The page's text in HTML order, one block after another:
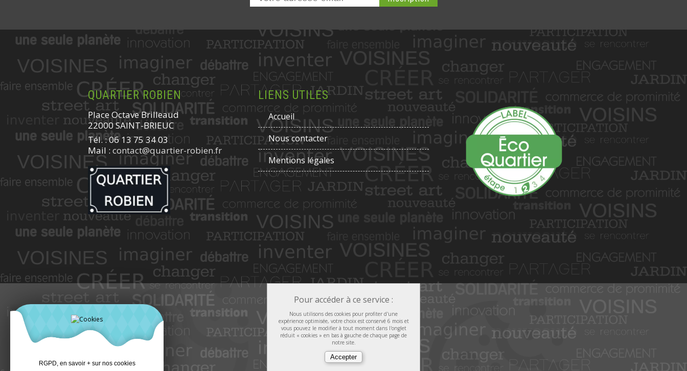
QUARTIER ROBIEN
Place Octave Brilleaud
22000 SAINT-BRIEUC
Tél. : 06 13 75 34 03
Mail : contact@quartier-robien.fr
LIENS UTILES
Accueil
Nous contacter
Mentions légales
Pour accéder à ce service :
Nous utilisons des cookies pour profiter d'une
expérience optimisée, votre choix est conservé 6 mois et
vous pouvez le modifier à tout moment dans l'onglet
réduit « cookies » en bas à gauche de chaque page de
notre site.
RGPD, en savoir + sur nos cookies